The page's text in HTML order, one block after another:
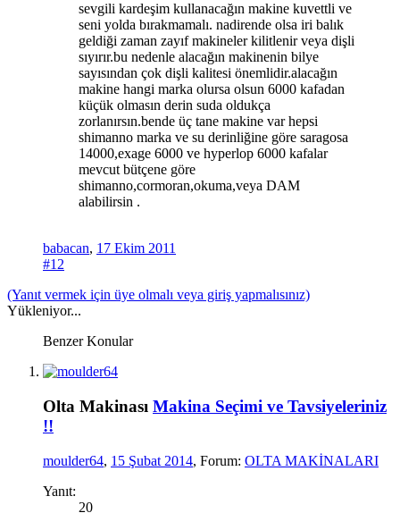
sevgili kardeşim kullanacağın makine kuvettli ve
seni yolda bırakmamalı. nadirende olsa iri balık
geldiği zaman zayıf makineler kilitlenir veya dişli
sıyırır.bu nedenle alacağın makinenin bilye
sayısından çok dişli kalitesi önemlidir.alacağın
makine hangi marka olursa olsun 6000 kafadan
küçük olmasın derin suda oldukça
zorlanırsın.bende üç tane makine var hepsi
shimanno marka ve su derinliğine göre saragosa
14000,exage 6000 ve hyperlop 6000 kafalar
mevcut bütçene göre
shimanno,cormoran,okuma,veya DAM
alabilirsin .
babacan, 17 Ekim 2011
#12
(Yanıt vermek için üye olmalı veya giriş yapmalısınız)
Yükleniyor...
Benzer Konular
Olta Makinası Makina Seçimi ve Tavsiyeleriniz
!!
moulder64, 15 Şubat 2014, Forum: OLTA MAKİNALARI
Yanıt:
20